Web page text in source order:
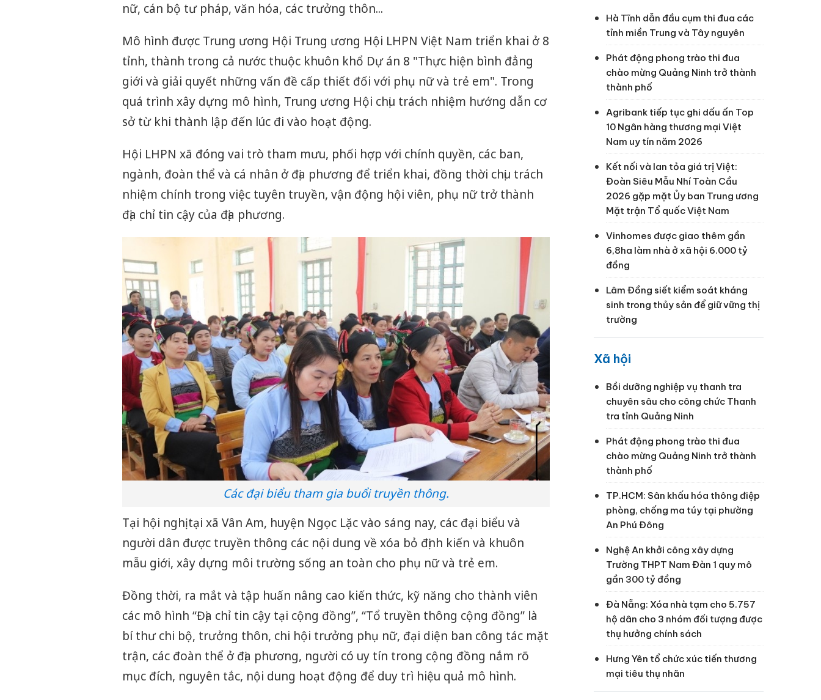
nữ, cán bộ tư pháp, văn hóa, các trưởng thôn...
Mô hình được Trung ương Hội Trung ương Hội LHPN Việt Nam triển khai ở 8
tỉnh, thành trong cả nước thuộc khuôn khổ Dự án 8 "Thực hiện bình đẳng
giới và giải quyết những vấn đề cấp thiết đối với phụ nữ và trẻ em". Trong
quá trình xây dựng mô hình, Trung ương Hội chịu trách nhiệm hướng dẫn cơ
sở từ khi thành lập đến lúc đi vào hoạt động.
Hội LHPN xã đóng vai trò tham mưu, phối hợp với chính quyền, các ban,
ngành, đoàn thể và cá nhân ở địa phương để triển khai, đồng thời chịu trách
nhiệm chính trong việc tuyên truyền, vận động hội viên, phụ nữ trở thành
địa chỉ tin cậy của địa phương.
Các đại biểu tham gia buổi truyền thông.
Tại hội nghị tại xã Vân Am, huyện Ngọc Lặc vào sáng nay, các đại biểu và
người dân được truyền thông các nội dung về xóa bỏ định kiến và khuôn
mẫu giới, xây dựng môi trường sống an toàn cho phụ nữ và trẻ em.
Đồng thời, ra mắt và tập huấn nâng cao kiến thức, kỹ năng cho thành viên
các mô hình “Địa chỉ tin cậy tại cộng đồng”, “Tổ truyền thông cộng đồng” là
bí thư chi bộ, trưởng thôn, chi hội trưởng phụ nữ, đại diện ban công tác mặt
trận, các đoàn thể ở địa phương, người có uy tín trong cộng đồng nắm rõ
mục đích, nguyên tắc, nội dung hoạt động để duy trì hiệu quả mô hình.
Hà Tĩnh dẫn đầu cụm thi đua các
tỉnh miền Trung và Tây nguyên
Phát động phong trào thi đua
chào mừng Quảng Ninh trở thành
thành phố
Agribank tiếp tục ghi dấu ấn Top
10 Ngân hàng thương mại Việt
Nam uy tín năm 2026
Kết nối và lan tỏa giá trị Việt:
Đoàn Siêu Mẫu Nhí Toàn Cầu
2026 gặp mặt Ủy ban Trung ương
Mặt trận Tổ quốc Việt Nam
Vinhomes được giao thêm gần
6,8ha làm nhà ở xã hội 6.000 tỷ
đồng
Lâm Đồng siết kiểm soát kháng
sinh trong thủy sản để giữ vững thị
trường
Xã hội
Bồi dưỡng nghiệp vụ thanh tra
chuyên sâu cho công chức Thanh
tra tỉnh Quảng Ninh
Phát động phong trào thi đua
chào mừng Quảng Ninh trở thành
thành phố
TP.HCM: Sân khấu hóa thông điệp
phòng, chống ma túy tại phường
An Phú Đông
Nghệ An khởi công xây dựng
Trường THPT Nam Đàn 1 quy mô
gần 300 tỷ đồng
Đà Nẵng: Xóa nhà tạm cho 5.757
hộ dân cho 3 nhóm đối tượng được
thụ hưởng chính sách
Hưng Yên tổ chức xúc tiến thương
mại tiêu thụ nhãn